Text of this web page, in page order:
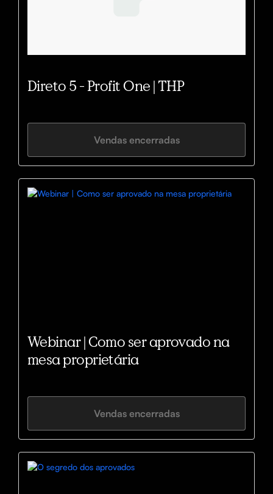
Direto 5 - Profit One | THP
Vendas encerradas
Webinar | Como ser aprovado na
mesa proprietária
Vendas encerradas